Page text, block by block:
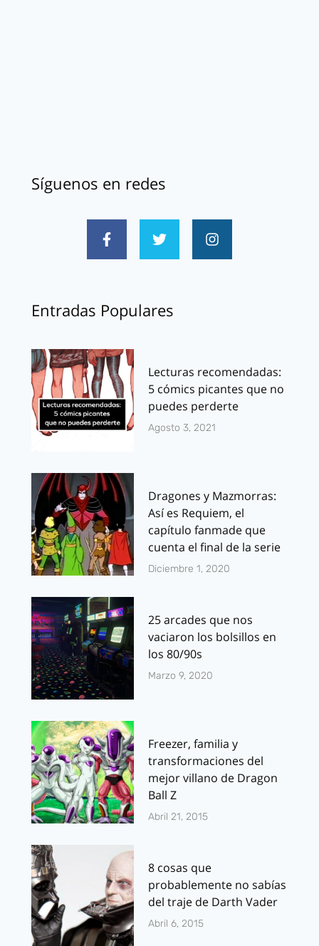
Síguenos en redes
Entradas Populares
Lecturas recomendadas:
5 cómics picantes que no
puedes perderte
Agosto 3, 2021
Dragones y Mazmorras:
Así es Requiem, el
capítulo fanmade que
cuenta el final de la serie
Diciembre 1, 2020
25 arcades que nos
vaciaron los bolsillos en
los 80/90s
Marzo 9, 2020
Freezer, familia y
transformaciones del
mejor villano de Dragon
Ball Z
Abril 21, 2015
8 cosas que
probablemente no sabías
del traje de Darth Vader
Abril 6, 2015